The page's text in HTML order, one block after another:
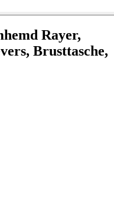
Rayer,
Brusttasche,